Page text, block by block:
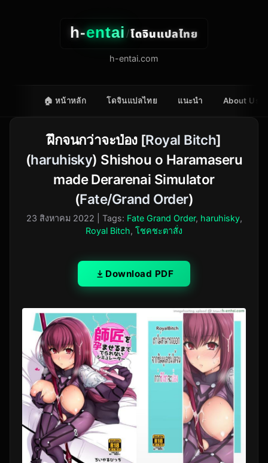
h-entai/โดจินแปลไทย
h-entai.com
🏠 หน้าหลัก โดจินแปลไทย แนะนำ About Us
ฝึกจนกว่าจะป่อง [Royal Bitch]
(haruhisky) Shishou o Haramaseru
made Derarenai Simulator
(Fate/Grand Order)
23 สิงหาคม 2022 | Tags: Fate Grand Order, haruhisky,
Royal Bitch, โชคชะตาสั่ง
Download PDF